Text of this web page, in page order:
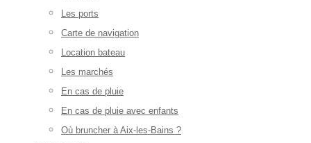
Les ports
Carte de navigation
Location bateau
Les marchés
En cas de pluie
En cas de pluie avec enfants
Où bruncher à Aix-les-Bains ?